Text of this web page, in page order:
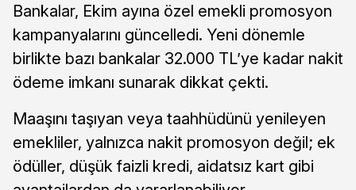
Bankalar, Ekim ayına özel emekli promosyon
kampanyalarını güncelledi. Yeni dönemle
birlikte bazı bankalar 32.000 TL’ye kadar nakit
ödeme imkanı sunarak dikkat çekti.
Maaşını taşıyan veya taahhüdünü yenileyen
emekliler, yalnızca nakit promosyon değil; ek
ödüller, düşük faizli kredi, aidatsız kart gibi